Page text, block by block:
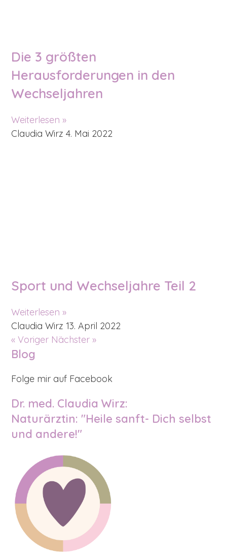
Die 3 größten
Herausforderungen in den
Wechseljahren
Weiterlesen »
Claudia Wirz4. Mai 2022
Sport und Wechseljahre Teil 2
Weiterlesen »
Claudia Wirz 13. April 2022
« Voriger Nächster »
Blog
Folge mir auf Facebook
Dr. med. Claudia Wirz:
Naturärztin: "Heile sanft- Dich selbst
und andere!"